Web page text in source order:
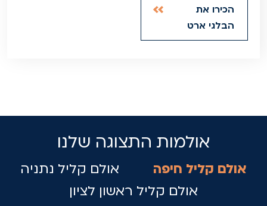
הכירו את
הבלגי ארט
אולמות התצוגה שלנו
אולם קליל חיפה
אולם קליל נתניה
אולם קליל ראשון לציון